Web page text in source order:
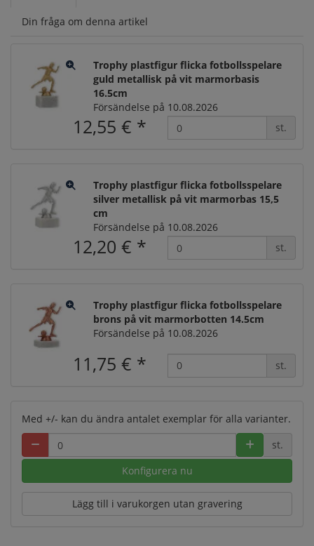
Din fråga om denna artikel
Trophy plastfigur flicka fotbollsspelare
guld metallisk på vit marmorbasis
16.5cm
Försändelse på 10.08.2026
12,55 € * st.
Trophy plastfigur flicka fotbollsspelare
silver metallisk på vit marmorbas 15,5
cm
Försändelse på 10.08.2026
12,20 € * st.
Trophy plastfigur flicka fotbollsspelare
brons på vit marmorbotten 14.5cm
Försändelse på 10.08.2026
11,75 € * st.
Med +/- kan du ändra antalet exemplar för alla varianter.
st.
Konfigurera nu
Lägg till i varukorgen utan gravering